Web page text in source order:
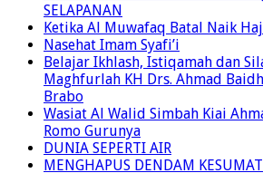
RAHASIA DIBALIK TRADISI
SELAPANAN
Ketika Al Muwafaq Batal Naik Haji
Nasehat Imam Syafi’i
Belajar Ikhlash, Istiqamah dan
Maghfurlah KH Drs. Ahmad
Brabo
Wasiat Al Walid Simbah Kiai
Romo Gurunya
DUNIA SEPERTI AIR